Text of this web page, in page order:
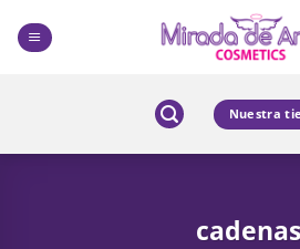
content
Nuestra
cadenas